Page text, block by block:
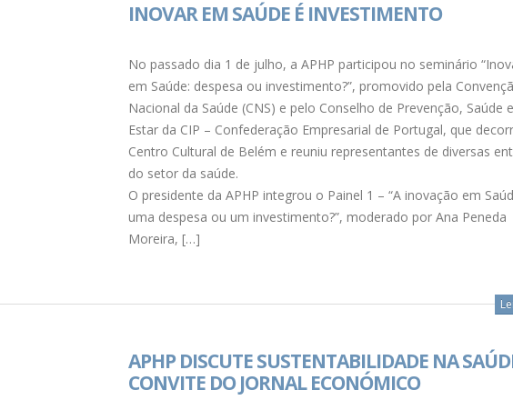
INOVAR EM SAÚDE É INVESTIMENTO
No passado dia 1 de julho, a APHP participou no seminário
em Saúde: despesa ou investimento?”, promovido pela
Nacional da Saúde (CNS) e pelo Conselho de Prevenção, Saúde
Estar da CIP – Confederação Empresarial de Portugal, que
Centro Cultural de Belém e reuniu representantes de diversas
do setor da saúde.
O presidente da APHP integrou o Painel 1 – “A inovação em
uma despesa ou um investimento?”, moderado por Ana Peneda
Moreira, […]
APHP DISCUTE SUSTENTABILIDADE NA
CONVITE DO JORNAL ECONÓMICO